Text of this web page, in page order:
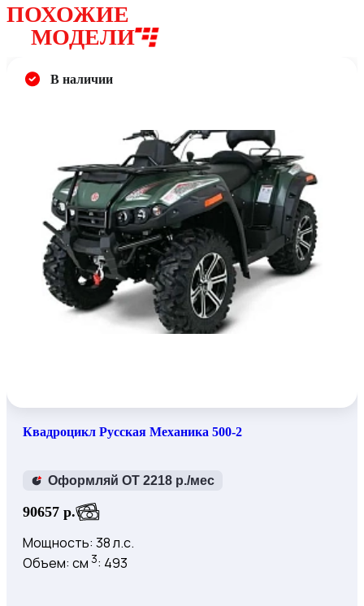
ПОХОЖИЕ
МОДЕЛИ
В наличии
Квадроцикл Русская Механика 500-2
Оформляй ОТ 2218 р./мес
90657 р.
Мощность: 38 л.с.
Объем: см 3: 493